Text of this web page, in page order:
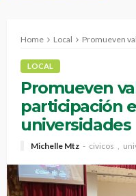
Home Local Promueven valores
LOCAL
Promueven
participación
universidades
Michelle Mtz civicos